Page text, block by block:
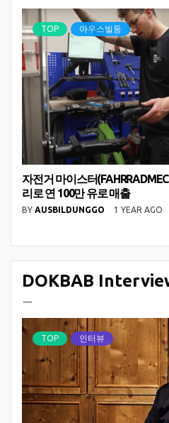
TOP 아우스빌둥
자전거 마이스터
리로 연 100만 유로 매출
BY AUSBILDUNGGO 1 YEAR AGO
DOKBAB
ㅡ
TOP 인터뷰